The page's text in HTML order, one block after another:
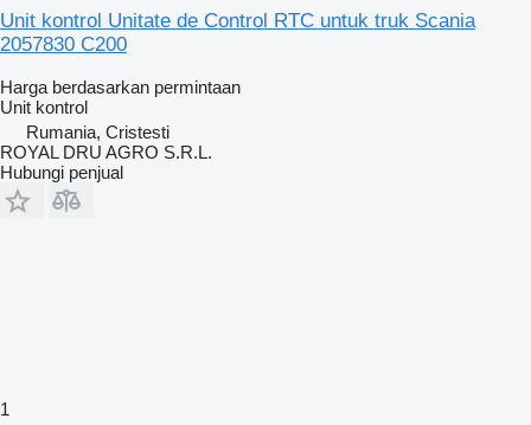
Unit kontrol Unitate de Control RTC untuk truk Scania
2057830 C200
Harga berdasarkan permintaan
Unit kontrol
Rumania, Cristesti
ROYAL DRU AGRO S.R.L.
Hubungi penjual
1